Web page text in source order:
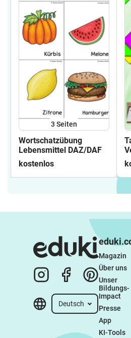
3 Seiten
Wortschatzübung
Lebensmittel DAZ/DAF
kostenlos
Deutsch
Magazin
Über uns
Unser
Bildungs-
Impact
Presse
App
KI-Tools